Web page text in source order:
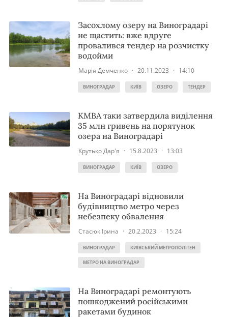
Засохлому озеру на Виноградарі
не щастить: вже вдруге
провалився тендер на розчистку
водойми
Марія Демченко · 20.11.2023 · 14:10
ВИНОГРАДАР КИЇВ ОЗЕРО ТЕНДЕР
КМВА таки затвердила виділення
35 млн гривень на порятунок
озера на Виноградарі
Крутько Дар'я · 15.8.2023 · 13:03
ВИНОГРАДАР КИЇВ ОЗЕРО
На Виноградарі відновили
будівництво метро через
небезпеку обвалення
Стасюк Ірина · 20.2.2023 · 15:24
ВИНОГРАДАР КИЇВСЬКИЙ МЕТРОПОЛІТЕН
МЕТРО НА ВИНОГРАДАР
На Виноградарі ремонтують
пошкоджений російськими
ракетами будинок